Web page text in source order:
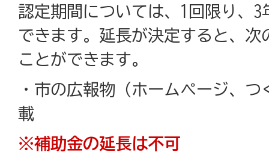
認定期間については、1回限り、
できます。延長が決定すると、次
ことができます。
・市の広報物（ホームページ、つ
載
※補助金の延長は不可